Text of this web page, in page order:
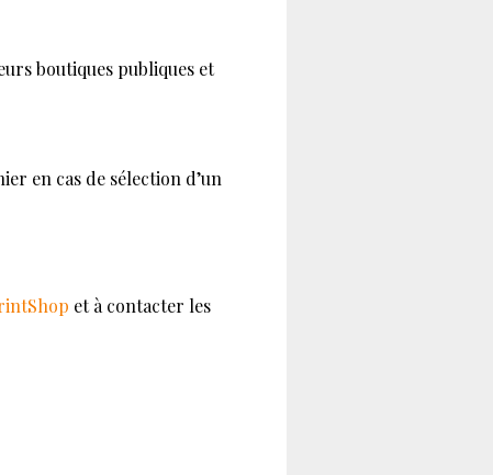
boutiques publiques et
en cas de sélection d’un
et à contacter les